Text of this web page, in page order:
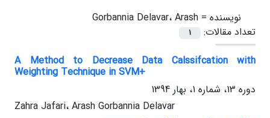
نویسنده = Gorbannia Delavar، Arash
تعداد مقالات:
1
A Method to Decrease Data Calssifcation with
Weighting Technique in SVM+
دوره 13، شماره 1، بهار 1394
Zahra Jafari، Arash Gorbannia Delavar